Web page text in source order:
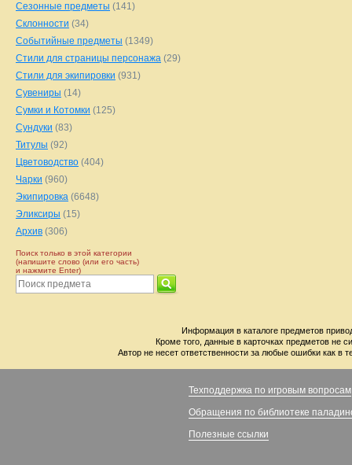
Сезонные предметы (141)
Склонности (34)
Событийные предметы (1349)
Стили для страницы персонажа (29)
Стили для экипировки (931)
Сувениры (14)
Сумки и Котомки (125)
Сундуки (83)
Титулы (92)
Цветоводство (404)
Чарки (960)
Экипировка (6648)
Эликсиры (15)
Архив (306)
Поиск только в этой категории
(напишите слово (или его часть)
и нажмите Enter)
Информация в каталоге предметов
Кроме того, данные в карточках предметов не
Автор не несет ответственности за любые ошибки как в
Техподдержка по игровым вопросам
Обращения по библиотеке
Полезные ссылки